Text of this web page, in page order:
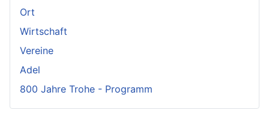
Ort
Wirtschaft
Vereine
Adel
800 Jahre Trohe - Programm